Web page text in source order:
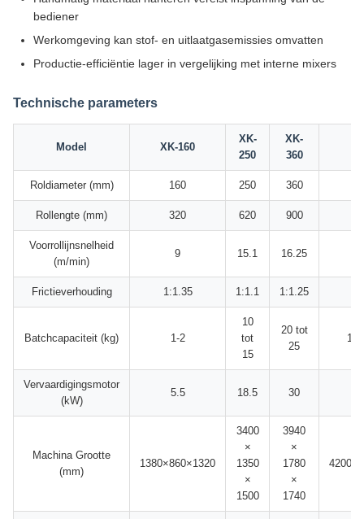
bediener
Werkomgeving kan stof- en uitlaatgasemissies omvatten
Productie-efficiëntie lager in vergelijking met interne mixers
Technische parameters
Model XK-160
XK-
250
XK-
360
Roldiameter (mm) 160 250 360
Rollengte (mm) 320 620 900
Voorrollijnsnelheid
(m/min)
9 15.1 16.25
Frictieverhouding 1:1.35 1:1.1 1:1.25
Batchcapaciteit (kg) 1-2
10
tot
15
20 tot
25
Vervaardigingsmotor
(kW)
5.5 18.5 30
Machina Grootte
(mm)
1380×860×1320
3400
×
1350
×
1500
3940
×
1780
×
1740